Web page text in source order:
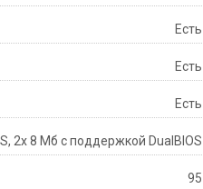
Есть
Есть
Есть
2x 8 Мб с поддержкой DualBIOS
95